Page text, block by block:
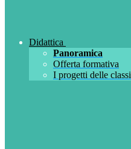
Didattica
Panoramica
Offerta formativa
I progetti delle classi